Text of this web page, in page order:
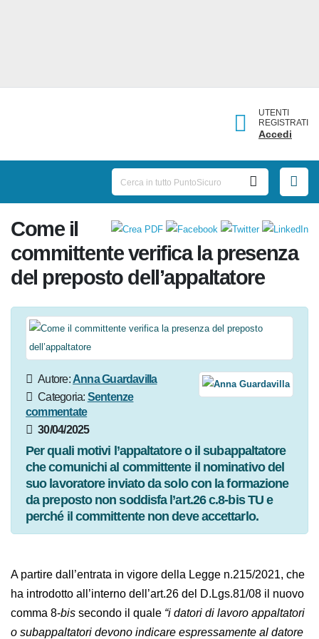
UTENTI
REGISTRATI
Accedi
Come il
committente verifica la
presenza del preposto
dell’appaltatore
Autore:Anna Guardavilla
Categoria:
30/04/2025
Per quali motivi l’appaltatore o il subappaltatore
che comunichi al committente il nominativo del
suo lavoratore inviato da solo con la formazione
A partire dall’entrata in vigore della Legge n.215/2021,
che ha introdotto all’interno dell’art.26 del D.Lgs.81/08